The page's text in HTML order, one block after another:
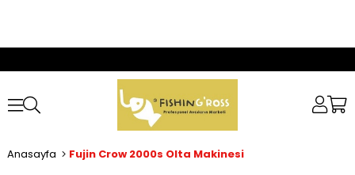
Anasayfa Fujin Crow 2000s Olta Makinesi